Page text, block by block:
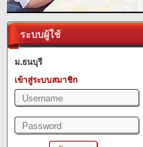
ระบบผู้ใช้
ม.ธนบุรี
เข้าสู่ระบบสมาชิก